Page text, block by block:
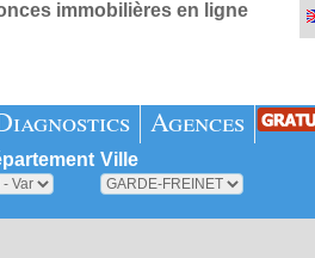
immobilières en ligne
Agences
Ville